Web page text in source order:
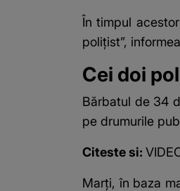
În timpul
poliţist”,
Cei doi
Bărbatul de 34
pe drumurile
Citeste si:
Marţi, în baza